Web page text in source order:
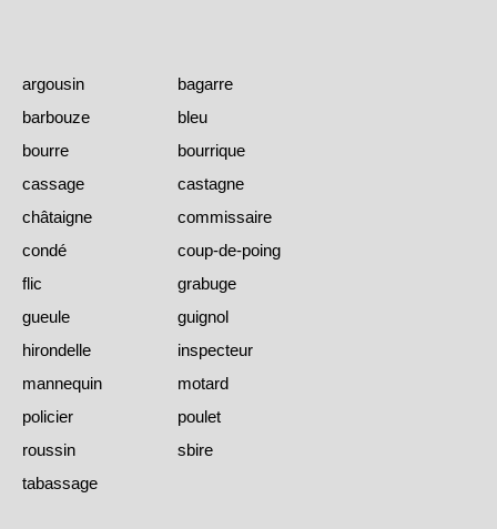
argousin
bagarre
barbouze
bleu
bourre
bourrique
cassage
castagne
châtaigne
commissaire
condé
coup-de-poing
flic
grabuge
gueule
guignol
hirondelle
inspecteur
mannequin
motard
policier
poulet
roussin
sbire
tabassage